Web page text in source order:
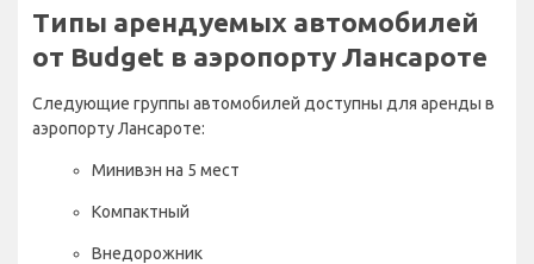
Типы арендуемых автомобилей
от Budget в аэропорту Лансароте
Следующие группы автомобилей доступны для аренды в
аэропорту Лансароте:
Минивэн на 5 мест
Компактный
Внедорожник